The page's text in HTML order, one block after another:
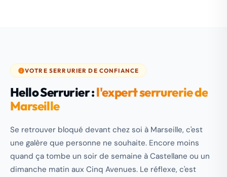
VOTRE SERRURIER DE CONFIANCE
Hello Serrurier :l'expert serrurerie de
Marseille
Se retrouver bloqué devant chez soi à Marseille, c'est
une galère que personne ne souhaite. Encore moins
quand ça tombe un soir de semaine à Castellane ou un
dimanche matin aux Cinq Avenues. Le réflexe, c'est